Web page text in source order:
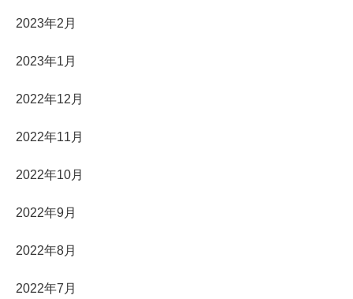
2023年2月
2023年1月
2022年12月
2022年11月
2022年10月
2022年9月
2022年8月
2022年7月